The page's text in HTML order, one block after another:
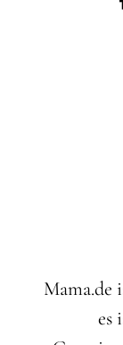
Mama.de
es